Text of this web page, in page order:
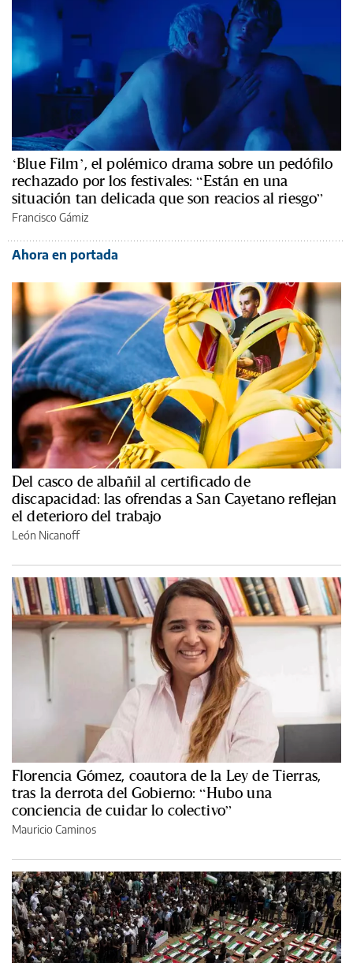
‘Blue Film’, el polémico drama sobre un pedófilo
rechazado por los festivales: “Están en una
situación tan delicada que son reacios al riesgo”
Francisco Gámiz
Ahora en portada
Del casco de albañil al certificado de
discapacidad: las ofrendas a San Cayetano reflejan
el deterioro del trabajo
León Nicanoff
Florencia Gómez, coautora de la Ley de Tierras,
tras la derrota del Gobierno: “Hubo una
conciencia de cuidar lo colectivo”
Mauricio Caminos